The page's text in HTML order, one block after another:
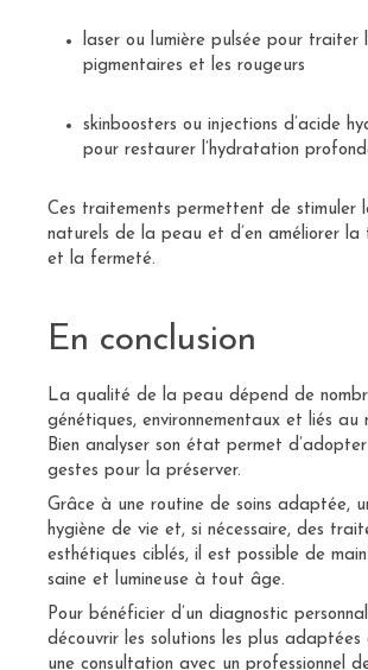
laser ou lumière pulsée pour traiter
pigmentaires et les rougeurs
skinboosters ou injections d’acide
pour restaurer l’hydratation
Ces traitements permettent de stimuler
naturels de la peau et d’en améliorer la
et la fermeté.
En conclusion
La qualité de la peau dépend de
génétiques, environnementaux et liés au
Bien analyser son état permet
gestes pour la préserver.
Grâce à une routine de soins adaptée,
hygiène de vie et, si nécessaire, des
esthétiques ciblés, il est possible de
saine et lumineuse à tout âge.
Pour bénéficier d’un diagnostic
découvrir les solutions les plus
une consultation avec un professionnel